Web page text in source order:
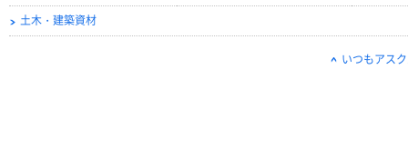
土木・建築資材
いつもアス